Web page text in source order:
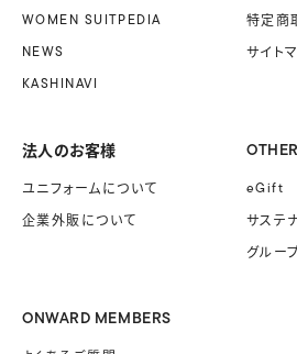
WOMEN SUITPEDIA
NEWS
KASHINAVI
特定商
サイト
法人のお客様
ユニフォームについて
企業外販について
eGift
サステ
グルー
ONWARD MEMBERS